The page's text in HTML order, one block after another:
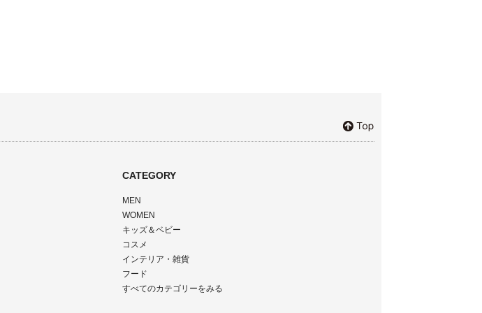
CATEGORY
MEN
WOMEN
キッズ＆ベビー
コスメ
インテリア・雑貨
フード
すべてのカテゴリーをみる